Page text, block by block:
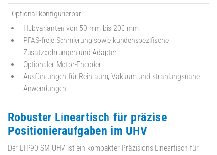
Optional konfigurierbar:
Hubvarianten von 50 mm bis 200 mm
PFAS-freie Schmierung sowie kundenspezifische
Zusatzbohrungen und Adapter
Optionaler Motor-Encoder
Ausführungen für Reinraum, Vakuum und strahlungsnahe
Anwendungen
Robuster Lineartisch für präzise
Positionieraufgaben im UHV
Der LTP90-SM-UHV ist ein kompakter Präzisions-Lineartisch für